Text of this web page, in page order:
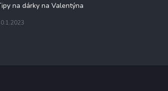
na dárky na Valentýna